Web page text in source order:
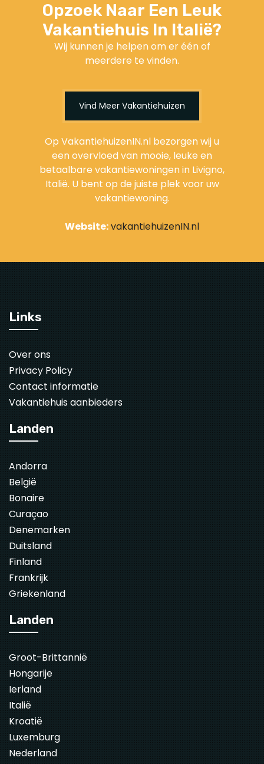
Opzoek Naar Een Leuk
Vakantiehuis In Italië?
Wij kunnen je helpen om er één of
meerdere te vinden.
Vind Meer Vakantiehuizen
Op VakantiehuizenIN.nl bezorgen wij u
een overvloed van mooie, leuke en
betaalbare vakantiewoningen in Livigno,
Italië. U bent op de juiste plek voor uw
vakantiewoning.
Website:vakantiehuizenIN.nl
Links
Over ons
Privacy Policy
Contact informatie
Vakantiehuis aanbieders
Landen
Andorra
België
Bonaire
Curaçao
Denemarken
Duitsland
Finland
Frankrijk
Griekenland
Landen
Groot-Brittannië
Hongarije
Ierland
Italië
Kroatië
Luxemburg
Nederland